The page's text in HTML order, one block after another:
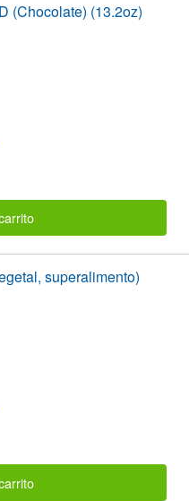
(Chocolate) (13.2oz)
superalimento)